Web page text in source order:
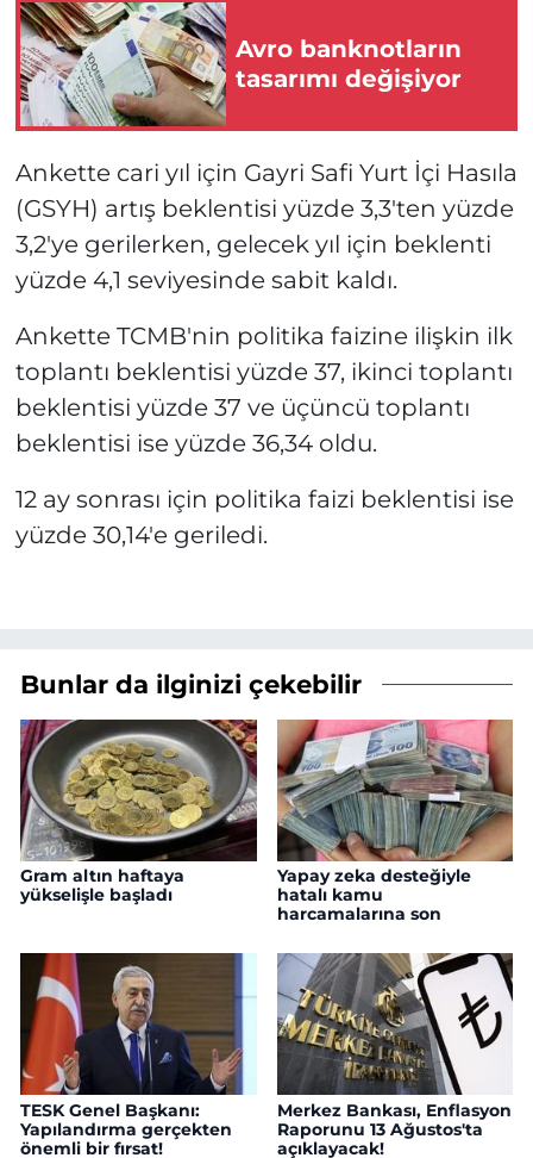
Avro banknotların
tasarımı değişiyor
Ankette cari yıl için Gayri Safi Yurt İçi Hasıla
(GSYH) artış beklentisi yüzde 3,3'ten yüzde
3,2'ye gerilerken, gelecek yıl için beklenti
yüzde 4,1 seviyesinde sabit kaldı.
Ankette TCMB'nin politika faizine ilişkin ilk
toplantı beklentisi yüzde 37, ikinci toplantı
beklentisi yüzde 37 ve üçüncü toplantı
beklentisi ise yüzde 36,34 oldu.
12 ay sonrası için politika faizi beklentisi ise
yüzde 30,14'e geriledi.
Bunlar da ilginizi çekebilir
Gram altın haftaya
yükselişle başladı
Yapay zeka desteğiyle
hatalı kamu
harcamalarına son
TESK Genel Başkanı:
Yapılandırma gerçekten
önemli bir fırsat!
Merkez Bankası, Enflasyon
Raporunu 13 Ağustos'ta
açıklayacak!